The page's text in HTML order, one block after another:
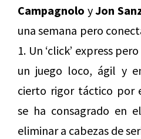
Campagnolo yJon
una semana pero
1. Un ‘click’ express
un juego loco, ágil y
cierto rigor táctico por
se ha consagrado en
eliminar a cabezas de